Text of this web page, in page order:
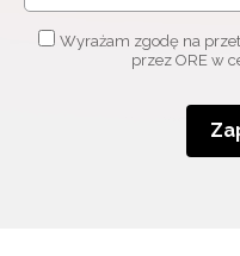
Wyrażam zgodę na
przez ORE w
Zapisuję się